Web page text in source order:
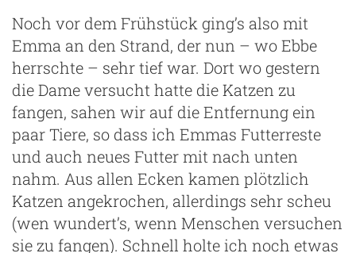
Noch vor dem Frühstück ging’s also mit
Emma an den Strand, der nun – wo Ebbe
herrschte – sehr tief war. Dort wo gestern
die Dame versucht hatte die Katzen zu
fangen, sahen wir auf die Entfernung ein
paar Tiere, so dass ich Emmas Futterreste
und auch neues Futter mit nach unten
nahm. Aus allen Ecken kamen plötzlich
Katzen angekrochen, allerdings sehr scheu
(wen wundert’s, wenn Menschen versuchen
sie zu fangen). Schnell holte ich noch etwas